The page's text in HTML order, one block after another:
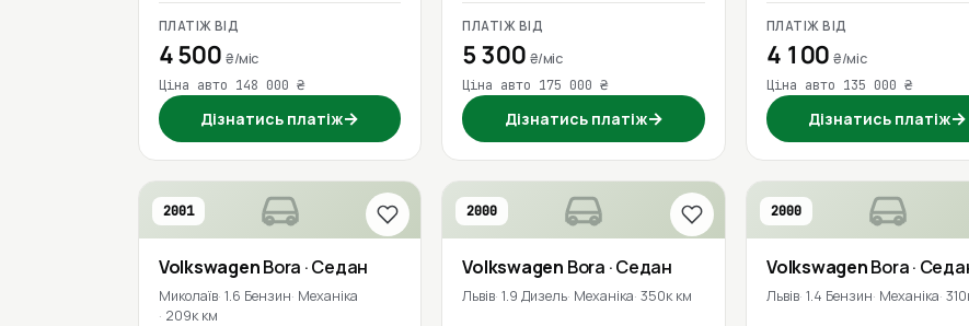
ПЛАТІЖ ВІД
4 500₴/міс
Ціна авто 148 000 ₴
Дізнатись платіж→
ПЛАТІЖ ВІД
5 300 ₴/міс
Ціна авто 175 000 ₴
Дізнатись платіж→
ПЛАТІЖ ВІД
4 100₴/міс
Ціна авто 135 000 ₴
Дізнатись платіж→
2001
VolkswagenBora · Седан
Миколаїв 1.6 Бензин Механіка
209к км
2000
Volkswagen Bora · Седан
Львів 1.9 Дизель Механіка 350к км
2000
VolkswagenBora·
Львів 1.4 Бензин Механіка